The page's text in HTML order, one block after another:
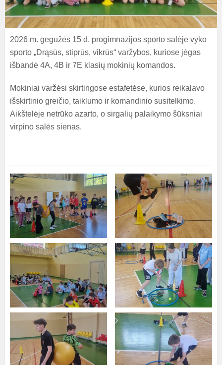
2026 m. gegužės 15 d. progimnazijos sporto salėje vyko
sporto „Drąsūs, stiprūs, vikrūs“ varžybos, kuriose jėgas
išbandė 4A, 4B ir 7E klasių mokinių komandos.
Mokiniai varžėsi skirtingose estafetėse, kurios reikalavo
išskirtinio greičio, taiklumo ir komandinio susitelkimo.
Aikštelėje netrūko azarto, o sirgalių palaikymo šūksniai
virpino salės sienas.